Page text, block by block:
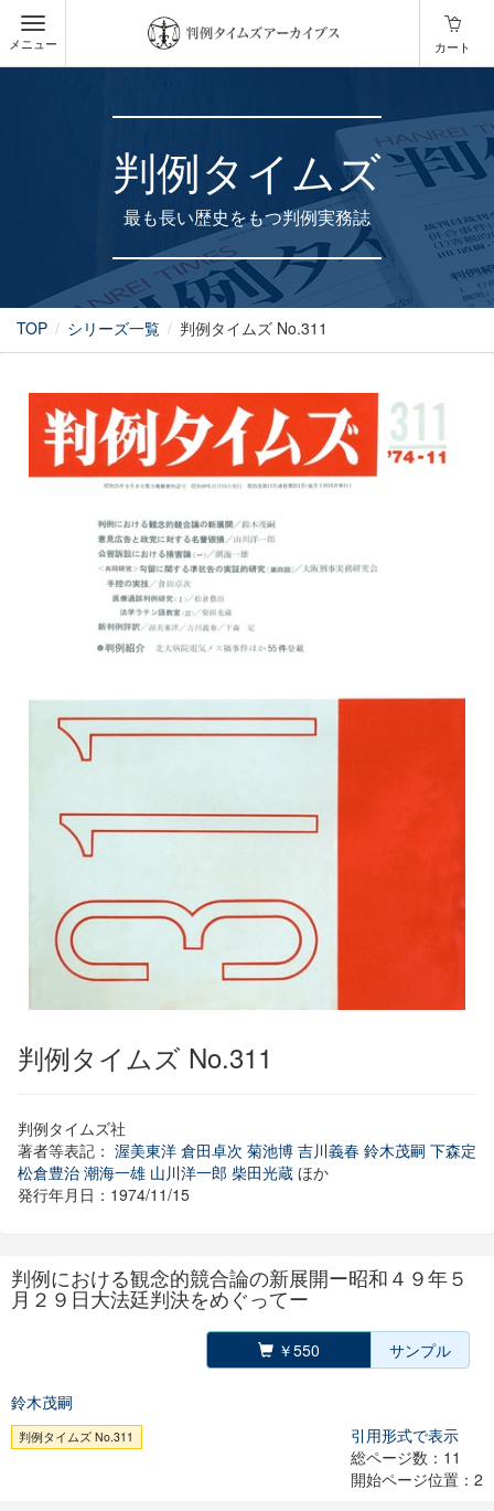
メニュー カート
判例タイムズ
最も長い歴史をもつ判例実務誌
TOP シリーズ一覧 判例タイムズ No.311
判例タイムズ No.311
判例タイムズ社
著者等表記： 渥美東洋 倉田卓次 菊池博 吉川義春 鈴木茂嗣 下森定
松倉豊治 潮海一雄 山川洋一郎 柴田光蔵 ほか
発行年月日：1974/11/15
判例における観念的競合論の新展開ー昭和４９年５
月２９日大法廷判決をめぐってー
￥550 サンプル
鈴木茂嗣
判例タイムズ No.311
引用形式で表示
総ページ数：11
開始ページ位置：2